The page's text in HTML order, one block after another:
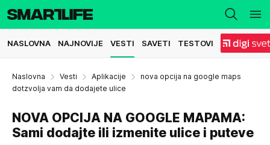
NASLOVNA NAJNOVIJE VESTI SAVETI TESTOVI
Naslovna Vesti Aplikacije
nova opcija na google maps
dotzvolja vam da dodajete ulice
NOVA OPCIJA NA GOOGLE MAPAMA:
Sami dodajte ili izmenite ulice i puteve